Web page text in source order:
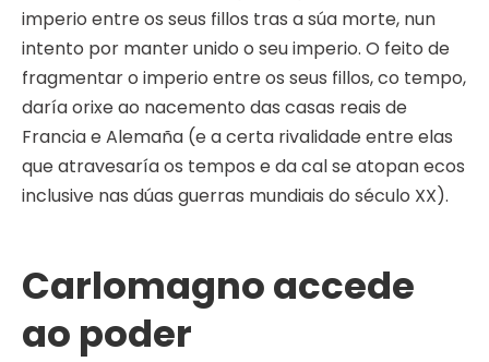
imperio entre os seus fillos tras a súa morte, nun
intento por manter unido o seu imperio. O feito de
fragmentar o imperio entre os seus fillos, co tempo,
daría orixe ao nacemento das casas reais de
Francia e Alemaña (e a certa rivalidade entre elas
que atravesaría os tempos e da cal se atopan ecos
inclusive nas dúas guerras mundiais do século XX).
Carlomagno accede
ao poder